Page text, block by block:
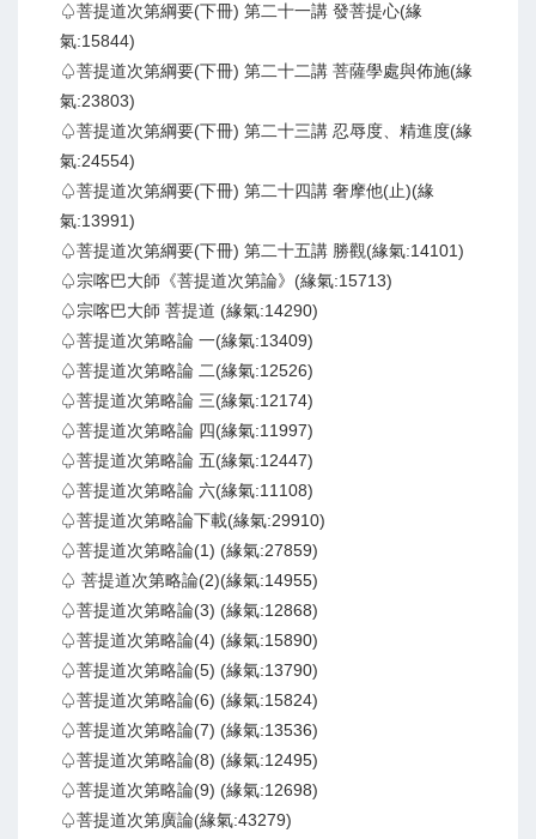
♤菩提道次第綱要(下冊) 第二十一講 發菩提心(緣
氣:15844)
♤菩提道次第綱要(下冊) 第二十二講 菩薩學處與佈施(緣
氣:23803)
♤菩提道次第綱要(下冊) 第二十三講 忍辱度、精進度(緣
氣:24554)
♤菩提道次第綱要(下冊) 第二十四講 奢摩他(止)(緣
氣:13991)
♤菩提道次第綱要(下冊) 第二十五講 勝觀(緣氣:14101)
♤宗喀巴大師《菩提道次第論》(緣氣:15713)
♤宗喀巴大師 菩提道 (緣氣:14290)
♤菩提道次第略論 一(緣氣:13409)
♤菩提道次第略論 二(緣氣:12526)
♤菩提道次第略論 三(緣氣:12174)
♤菩提道次第略論 四(緣氣:11997)
♤菩提道次第略論 五(緣氣:12447)
♤菩提道次第略論 六(緣氣:11108)
♤菩提道次第略論下載(緣氣:29910)
♤菩提道次第略論(1) (緣氣:27859)
♤ 菩提道次第略論(2)(緣氣:14955)
♤菩提道次第略論(3) (緣氣:12868)
♤菩提道次第略論(4) (緣氣:15890)
♤菩提道次第略論(5) (緣氣:13790)
♤菩提道次第略論(6) (緣氣:15824)
♤菩提道次第略論(7) (緣氣:13536)
♤菩提道次第略論(8) (緣氣:12495)
♤菩提道次第略論(9) (緣氣:12698)
♤菩提道次第廣論(緣氣:43279)